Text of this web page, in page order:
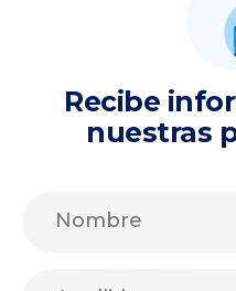
Recibe
nuestras